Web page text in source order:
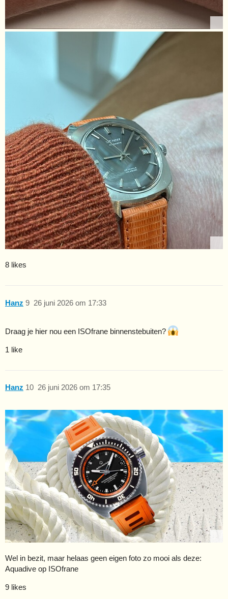
8 likes
Hanz 26 juni 2026 om 17:33
9
Draag je hier nou een ISOfrane binnenstebuiten?
1 like
Hanz 26 juni 2026 om 17:35
10
Wel in bezit, maar helaas geen eigen foto zo mooi als deze:
Aquadive op ISOfrane
9 likes